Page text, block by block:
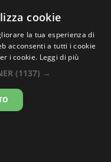
.co
Zem
cookie
la tua esperienza di
acconsenti a tutti i cookie
i cookie. Leggi di più
(1137) →